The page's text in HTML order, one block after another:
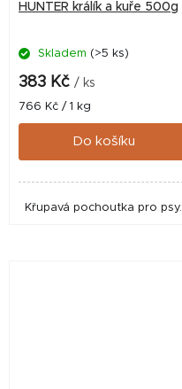
HUNTER králík a kuře 500g
Skladem (>5 ks)
383 Kč / ks
Měrná
cena:
766 Kč / 1 kg
Do košíku
Křupavá pochoutka pro psy.